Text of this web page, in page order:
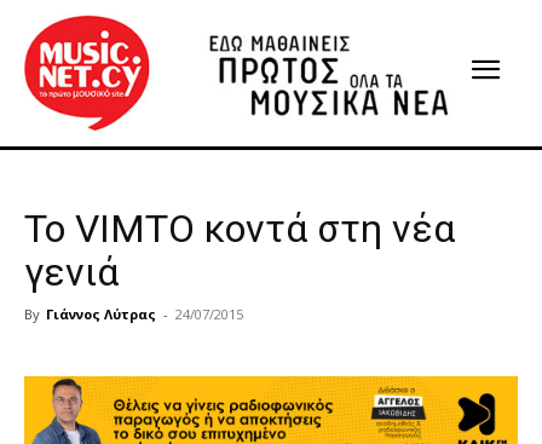
Το VIMTO κοντά στη νέα
γενιά
By Γιάννος Λύτρας - 24/07/2015